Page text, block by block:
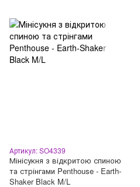
Артикул: SO4339
Мінісукня з відкритою спиною
та стрінгами Penthouse - Earth-
Shaker Black M/L